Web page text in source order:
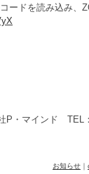
ドを読み込み、
P・マインド TEL
お知らせ ｜